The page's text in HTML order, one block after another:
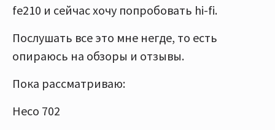
fe210 и сейчас хочу попробовать hi-fi.
Послушать все это мне негде, то есть
опираюсь на обзоры и отзывы.
Пока рассматриваю:
Heco 702